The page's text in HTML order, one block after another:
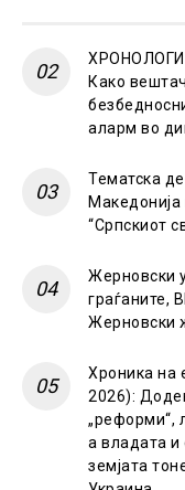
Како
аларм во
Тематска
Македонија
“Српскиот
Жерновски
граѓаните,
Жерновски
Хроника на
2026):
„реформи“,
а владата и
земјата